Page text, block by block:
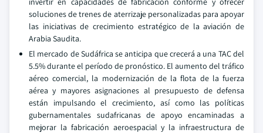
soluciones de trenes de aterrizaje personalizadas para apoyar
las iniciativas de crecimiento estratégico de la aviación de
Arabia Saudita.
El mercado de Sudáfrica se anticipa que crecerá a una TAC del
5.5% durante el período de pronóstico. El aumento del tráfico
aéreo comercial, la modernización de la flota de la fuerza
aérea y mayores asignaciones al presupuesto de defensa
están impulsando el crecimiento, así como las políticas
gubernamentales sudafricanas de apoyo encaminadas a
mejorar la fabricación aeroespacial y la infraestructura de